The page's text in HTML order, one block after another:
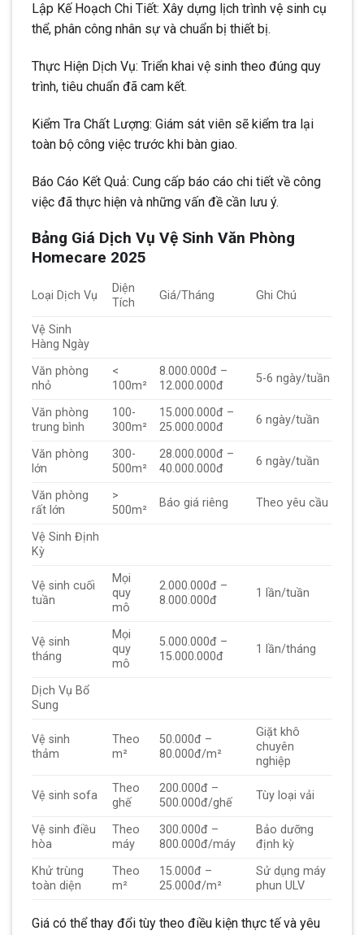
Lập Kế Hoạch Chi Tiết: Xây dựng lịch trình vệ sinh cụ
thể, phân công nhân sự và chuẩn bị thiết bị.
Thực Hiện Dịch Vụ: Triển khai vệ sinh theo đúng quy
trình, tiêu chuẩn đã cam kết.
Kiểm Tra Chất Lượng: Giám sát viên sẽ kiểm tra lại
toàn bộ công việc trước khi bàn giao.
Báo Cáo Kết Quả: Cung cấp báo cáo chi tiết về công
việc đã thực hiện và những vấn đề cần lưu ý.
Bảng Giá Dịch Vụ Vệ Sinh Văn Phòng
Homecare 2025
Loại Dịch Vụ
Diện
Tích
Giá/Tháng Ghi Chú
Vệ Sinh
Hàng Ngày
Văn phòng
nhỏ
<
100m²
8.000.000đ –
12.000.000đ
5-6 ngày/tuần
Văn phòng
trung bình
100-
300m²
15.000.000đ –
25.000.000đ
6 ngày/tuần
Văn phòng
lớn
300-
500m²
28.000.000đ –
40.000.000đ
6 ngày/tuần
Văn phòng
rất lớn
>
500m²
Báo giá riêng Theo yêu cầu
Vệ Sinh Định
Kỳ
Vệ sinh cuối
tuần
Mọi
quy
mô
2.000.000đ –
8.000.000đ
1 lần/tuần
Vệ sinh
tháng
Mọi
quy
mô
5.000.000đ –
15.000.000đ
1 lần/tháng
Dịch Vụ Bổ
Sung
Vệ sinh
thảm
Theo
m²
50.000đ –
80.000đ/m²
Giặt khô
chuyên
nghiệp
Vệ sinh sofa
Theo
ghế
200.000đ –
500.000đ/ghế
Tùy loại vải
Vệ sinh điều
hòa
Theo
máy
300.000đ –
800.000đ/máy
Bảo dưỡng
định kỳ
Khử trùng
toàn diện
Theo
m²
15.000đ –
25.000đ/m²
Sử dụng máy
phun ULV
Giá có thể thay đổi tùy theo điều kiện thực tế và yêu